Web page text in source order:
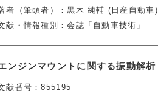
者（筆頭者）
黒木 純輔 (日産自動車)
献・情報種別
会誌「自動車技術」
ンジンマウントに関する振動解析
献番号
855195